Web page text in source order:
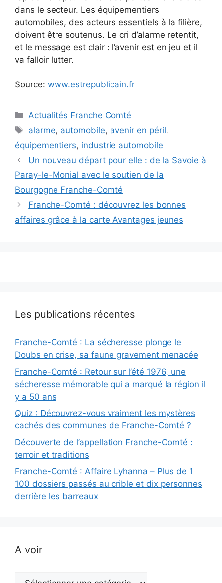
dans le secteur. Les équipementiers
automobiles, des acteurs essentiels à la filière,
doivent être soutenus. Le cri d’alarme retentit,
et le message est clair : l’avenir est en jeu et il
va falloir lutter.
Source: www.estrepublicain.fr
Catégories
Actualités Franche Comté
Étiquettes
alarme, automobile, avenir en péril,
équipementiers, industrie automobile
Un nouveau départ pour elle : de la Savoie à
Paray-le-Monial avec le soutien de la
Bourgogne Franche-Comté
Franche-Comté : découvrez les bonnes
affaires grâce à la carte Avantages jeunes
Les publications récentes
Franche-Comté : La sécheresse plonge le
Doubs en crise, sa faune gravement menacée
Franche-Comté : Retour sur l’été 1976, une
sécheresse mémorable qui a marqué la région il
y a 50 ans
Quiz : Découvrez-vous vraiment les mystères
cachés des communes de Franche-Comté ?
Découverte de l’appellation Franche-Comté :
terroir et traditions
Franche-Comté : Affaire Lyhanna – Plus de 1
100 dossiers passés au crible et dix personnes
derrière les barreaux
A voir